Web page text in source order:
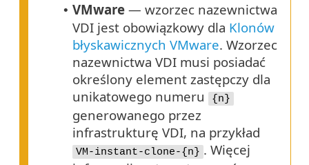
• VMware — wzorzec nazewnictwa
VDI jest obowiązkowy dla Klonów
błyskawicznych VMware. Wzorzec
nazewnictwa VDI musi posiadać
określony element zastępczy dla
unikatowego numeru
{n}
generowanego przez
infrastrukturę VDI, na przykład
VM-instant-clone-{n} . Więcej